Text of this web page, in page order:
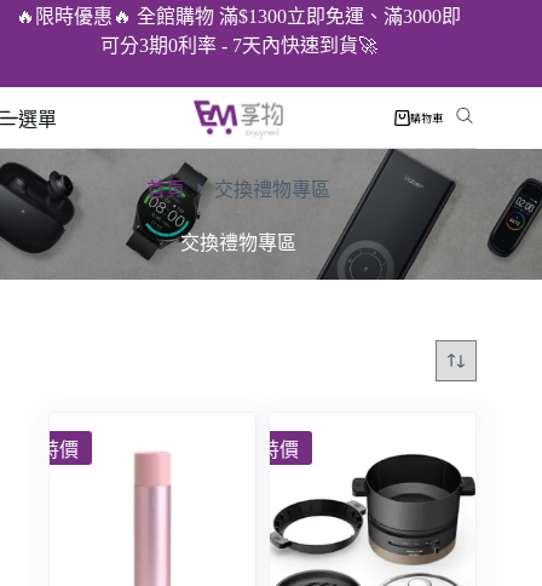
🔥限時優惠🔥 全館購物 滿$1300立即免運、滿3000即
可分3期0利率 - 7天內快速到貨🚀
選單 購物車
首頁 交換禮物專區
交換禮物專區
特價 特價